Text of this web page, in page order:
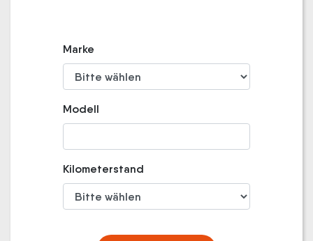
Marke
Modell
Kilometerstand